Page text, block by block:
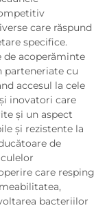
care răspund
specifice.
acoperăminte
parteneriate cu
accesul la cele
inovatori care
și un aspect
și rezistente la
de
care resping
bacteriilor